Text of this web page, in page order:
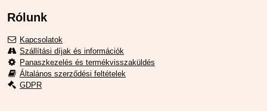
Rólunk
Kapcsolatok
Szállítási díjak és információk
Panaszkezelés és termékvisszaküldés
Általános szerződési feltételek
GDPR